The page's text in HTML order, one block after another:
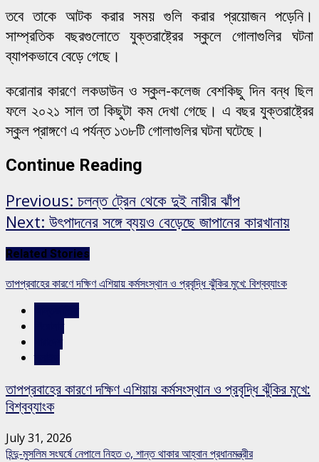
তবে তাকে আটক করার সময় গুলি করার প্রয়োজন পড়েনি।
সাম্প্রতিক বছরগুলোতে যুক্তরাষ্ট্রের স্কুলে গোলাগুলির ঘটনা
ব্যাপকভাবে বেড়ে গেছে।
করোনার কারণে লকডাউন ও স্কুল-কলেজ বেশকিছু দিন বন্ধ ছিল
ফলে ২০২১ সাল তা কিছুটা কম দেখা গেছে। এ বছর যুক্তরাষ্ট্রের
স্কুল প্রাঙ্গণে এ পর্যন্ত ১৩৮টি গোলাগুলির ঘটনা ঘটেছে।
Continue Reading
Previous: চলন্ত ট্রেন থেকে দুই নারীর ঝাঁপ
Next: উৎপাদনের সঙ্গে ব্যয়ও বেড়েছে জাপানের কারখানায়
Related Stories
তাপপ্রবাহের কারণে দক্ষিণ এশিয়ায় কর্মসংস্থান ও প্রবৃদ্ধি ঝুঁকির মুখে: বিশ্বব্যাংক
তাপপ্রবাহের কারণে দক্ষিণ এশিয়ায় কর্মসংস্থান ও প্রবৃদ্ধি ঝুঁকির মুখে:
বিশ্বব্যাংক
July 31, 2026
হিন্দু-মুসলিম সংঘর্ষে নেপালে নিহত ৩, শান্ত থাকার আহ্বান প্রধানমন্ত্রীর